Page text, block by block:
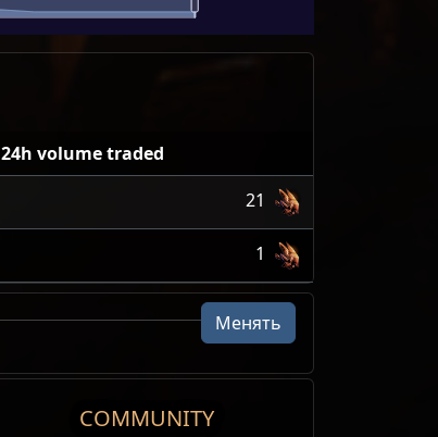
24h volume traded
21
1
Менять
COMMUNITY